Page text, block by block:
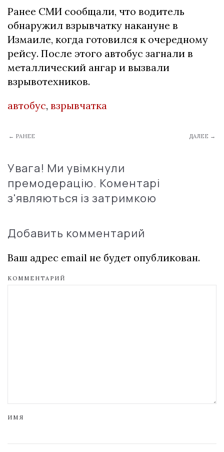
Ранее СМИ сообщали, что водитель
обнаружил взрывчатку накануне в
Измаиле, когда готовился к очередному
рейсу. После этого автобус загнали в
металлический ангар и вызвали
взрывотехников.
автобус, взрывчатка
← РАНЕЕ ДАЛЕЕ →
Увага! Ми увімкнули
премодерацію. Коментарі
з'являються із затримкою
Добавить комментарий
Ваш адрес email не будет опубликован.
КОММЕНТАРИЙ
ИМЯ